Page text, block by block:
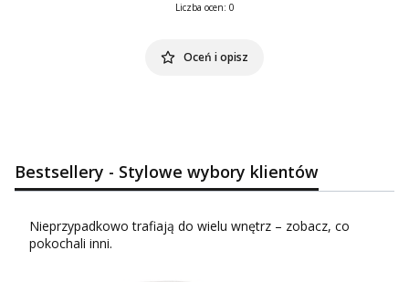
Liczba ocen: 0
Oceń i opisz
Bestsellery - Stylowe wybory klientów
Nieprzypadkowo trafiają do wielu wnętrz – zobacz, co
pokochali inni.